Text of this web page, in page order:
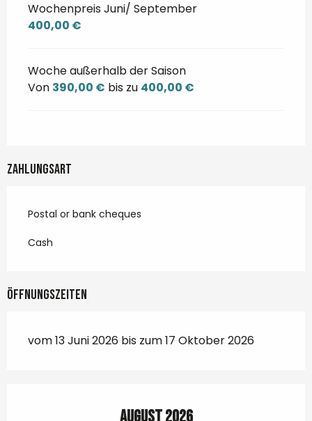
Wochenpreis Juni/ September
400,00 €
Woche außerhalb der Saison
Von 390,00 € bis zu 400,00 €
Zahlungsart
Postal or bank cheques
Cash
Öffnungszeiten
vom 13 Juni 2026 bis zum 17 Oktober 2026